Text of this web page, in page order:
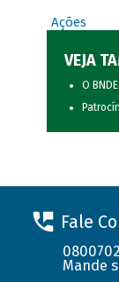
Ações
VEJA
O
Fale
Mande